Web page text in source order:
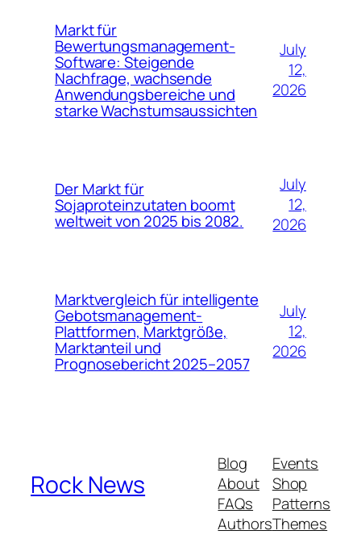
Markt für
Bewertungsmanagement-
Software: Steigende
Nachfrage, wachsende
Anwendungsbereiche und
starke Wachstumsaussichten
July
12,
2026
Der Markt für
Sojaproteinzutaten boomt
weltweit von 2025 bis 2082.
July
12,
2026
Marktvergleich für intelligente
Gebotsmanagement-
Plattformen, Marktgröße,
Marktanteil und
Prognosebericht 2025–2057
July
12,
2026
Rock News
Blog
About
FAQs
Authors
Events
Shop
Patterns
Themes